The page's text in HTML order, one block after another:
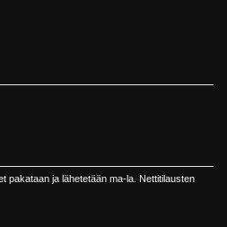
pakataan ja lähetetään ma-la. Nettitilausten